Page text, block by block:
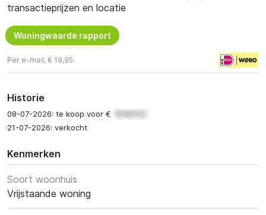
transactieprijzen en locatie
Woningwaarde rapport
Per e-mail, € 19,95
Historie
08-07-2026: te koop voor €
21-07-2026: verkocht
Kenmerken
Soort woonhuis
Vrijstaande woning